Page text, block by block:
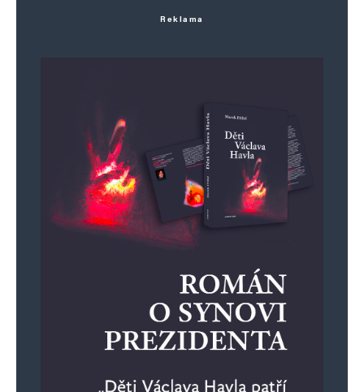
Reklama